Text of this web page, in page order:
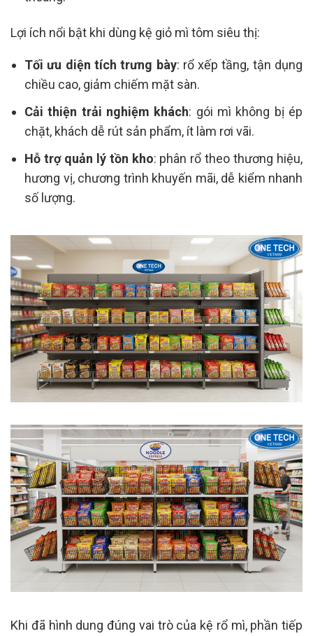
Lợi ích nổi bật khi dùng kệ giỏ mì tôm siêu thị:
Tối ưu diện tích trưng bày: rổ xếp tầng, tận dụng
chiều cao, giảm chiếm mặt sàn.
Cải thiện trải nghiệm khách: gói mì không bị ép
chặt, khách dễ rút sản phẩm, ít làm rơi vãi.
Hỗ trợ quản lý tồn kho: phân rổ theo thương hiệu,
hương vị, chương trình khuyến mãi, dễ kiểm nhanh
số lượng.
Khi đã hình dung đúng vai trò của kệ rổ mì, phần tiếp